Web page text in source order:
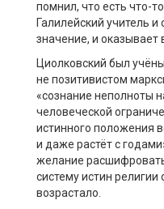
помнил, что есть что-
Галилейский учитель
значение, и оказывает
Циолковский был
не позитивистом
«сознание неполноты
человеческой
истинного положения
и даже растёт с
желание
систему истин
возрастало.